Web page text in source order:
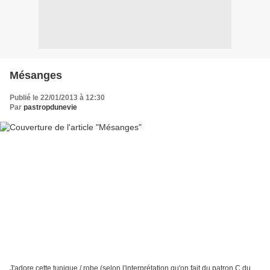
Mésanges
Publié le 22/01/2013 à 12:30
Par pastropdunevie